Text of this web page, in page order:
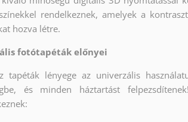
rendelkeznek, amelyek a
hozva létre.
fotótapéták előnyei
tapéták lényege az univerzális
és minden háztartást